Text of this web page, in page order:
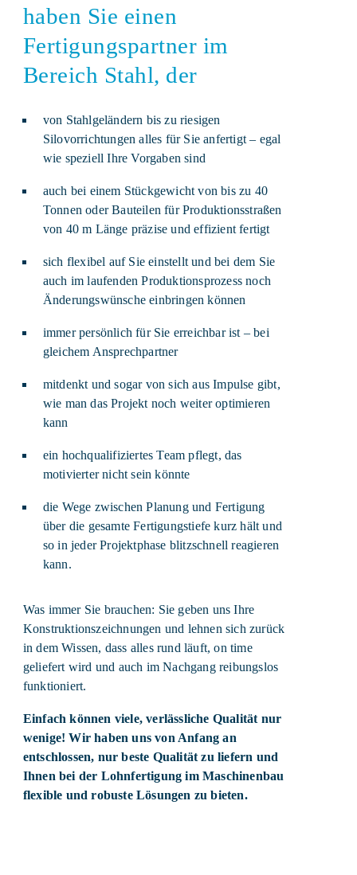
haben Sie einen
Fertigungspartner im
Bereich Stahl, der
von Stahlgeländern bis zu riesigen
Silovorrichtungen alles für Sie anfertigt – egal
wie speziell Ihre Vorgaben sind
auch bei einem Stückgewicht von bis zu 40
Tonnen oder Bauteilen für Produktionsstraßen
von 40 m Länge präzise und effizient fertigt
sich flexibel auf Sie einstellt und bei dem Sie
auch im laufenden Produktionsprozess noch
Änderungswünsche einbringen können
immer persönlich für Sie erreichbar ist – bei
gleichem Ansprechpartner
mitdenkt und sogar von sich aus Impulse gibt,
wie man das Projekt noch weiter optimieren
kann
ein hochqualifiziertes Team pflegt, das
motivierter nicht sein könnte
die Wege zwischen Planung und Fertigung
über die gesamte Fertigungstiefe kurz hält und
so in jeder Projektphase blitzschnell reagieren
kann.
Was immer Sie brauchen: Sie geben uns Ihre
Konstruktionszeichnungen und lehnen sich zurück
in dem Wissen, dass alles rund läuft, on time
geliefert wird und auch im Nachgang reibungslos
funktioniert.
Einfach können viele, verlässliche Qualität nur
wenige! Wir haben uns von Anfang an
entschlossen, nur beste Qualität zu liefern und
Ihnen bei der Lohnfertigung im Maschinenbau
flexible und robuste Lösungen zu bieten.